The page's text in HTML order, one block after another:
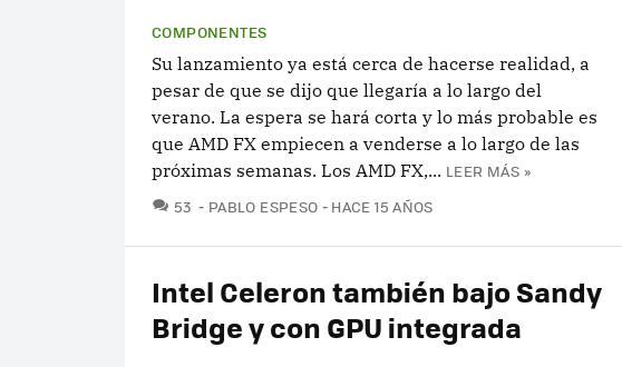
COMPONENTES
Su lanzamiento ya está cerca de hacerse realidad, a
pesar de que se dijo que llegaría a lo largo del
verano. La espera se hará corta y lo más probable es
que AMD FX empiecen a venderse a lo largo de las
próximas semanas. Los AMD FX,... LEER MÁS »
53 COMENTARIOS
PABLO ESPESO HACE 15 AÑOS
Intel Celeron también bajo Sandy
Bridge y con GPU integrada